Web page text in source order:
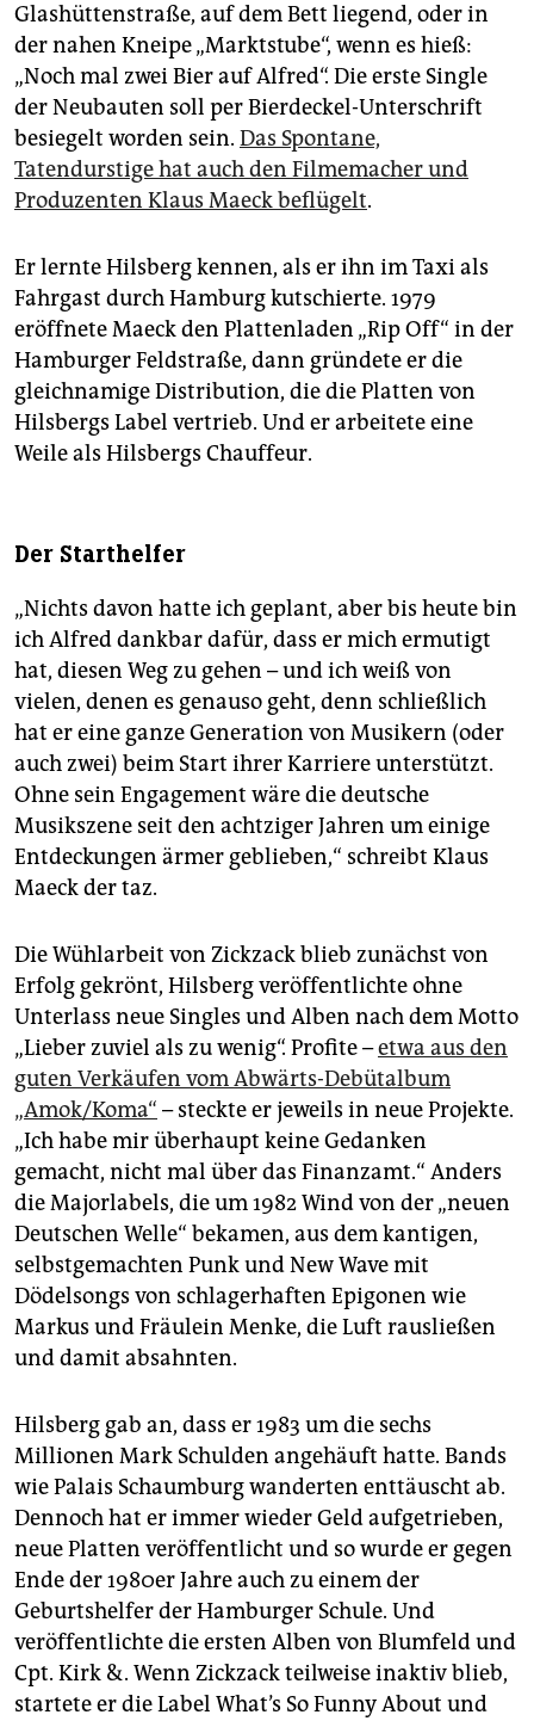
Glashüttenstraße, auf dem Bett liegend, oder in
der nahen Kneipe „Marktstube“, wenn es hieß:
„Noch mal zwei Bier auf Alfred“. Die erste Single
der Neubauten soll per Bierdeckel-Unterschrift
besiegelt worden sein. Das Spontane,
Tatendurstige hat auch den Filmemacher und
Produzenten Klaus Maeck beflügelt.
Er lernte Hilsberg kennen, als er ihn im Taxi als
Fahrgast durch Hamburg kutschierte. 1979
eröffnete Maeck den Plattenladen „Rip Off“ in der
Hamburger Feldstraße, dann gründete er die
gleichnamige Distribution, die die Platten von
Hilsbergs Label vertrieb. Und er arbeitete eine
Weile als Hilsbergs Chauffeur.
Der Starthelfer
„Nichts davon hatte ich geplant, aber bis heute bin
ich Alfred dankbar dafür, dass er mich ermutigt
hat, diesen Weg zu gehen – und ich weiß von
vielen, denen es genauso geht, denn schließlich
hat er eine ganze Generation von Musikern (oder
auch zwei) beim Start ihrer Karriere unterstützt.
Ohne sein Engagement wäre die deutsche
Musikszene seit den achtziger Jahren um einige
Entdeckungen ärmer geblieben,“ schreibt Klaus
Maeck der taz.
Die Wühlarbeit von Zickzack blieb zunächst von
Erfolg gekrönt, Hilsberg veröffentlichte ohne
Unterlass neue Singles und Alben nach dem Motto
„Lieber zuviel als zu wenig“. Profite –etwa aus den
guten Verkäufen vom Abwärts-Debütalbum
„Amok/Koma“ – steckte er jeweils in neue Projekte.
„Ich habe mir überhaupt keine Gedanken
gemacht, nicht mal über das Finanzamt.“ Anders
die Majorlabels, die um 1982 Wind von der „neuen
Deutschen Welle“ bekamen, aus dem kantigen,
selbstgemachten Punk und New Wave mit
Dödelsongs von schlagerhaften Epigonen wie
Markus und Fräulein Menke, die Luft rausließen
und damit absahnten.
Hilsberg gab an, dass er 1983 um die sechs
Millionen Mark Schulden angehäuft hatte. Bands
wie Palais Schaumburg wanderten enttäuscht ab.
Dennoch hat er immer wieder Geld aufgetrieben,
neue Platten veröffentlicht und so wurde er gegen
Ende der 1980er Jahre auch zu einem der
Geburtshelfer der Hamburger Schule. Und
veröffentlichte die ersten Alben von Blumfeld und
Cpt. Kirk &. Wenn Zickzack teilweise inaktiv blieb,
startete er die Label What’s So Funny About und